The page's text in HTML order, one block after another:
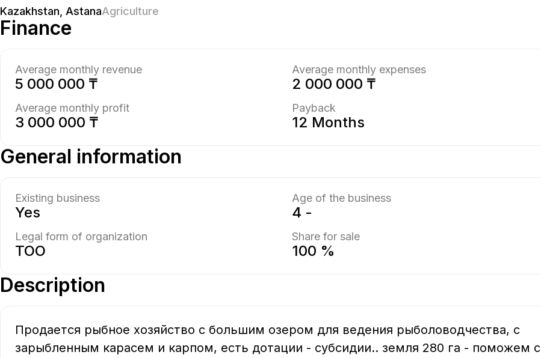
Kazakhstan AstanaAgriculture
Finance
Average monthly revenue
5 000 000 ₸
Average monthly expenses
2 000 000 ₸
Average monthly profit
3 000 000 ₸
Payback
12 Months
General information
Existing business
Yes
Age of the business
4 -
Legal form of organization
ТОО
Share for sale
100 %
Description
Продается рыбное хозяйство с большим озером для ведения рыболоводчества, с
зарыбленным карасем и карпом, есть дотации - субсидии.. земля 280 га - поможем с